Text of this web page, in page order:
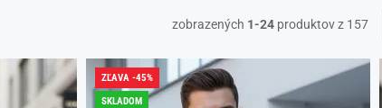
zobrazených 1-24 produktov z 157
ZĽAVA -45%
SKLADOM